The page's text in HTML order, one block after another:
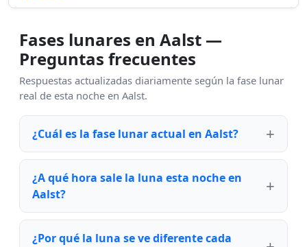
Fases lunares en Aalst —
Preguntas frecuentes
Respuestas actualizadas diariamente según la fase lunar
real de esta noche en Aalst.
¿Cuál es la fase lunar actual en Aalst?
¿A qué hora sale la luna esta noche en
Aalst?
¿Por qué la luna se ve diferente cada